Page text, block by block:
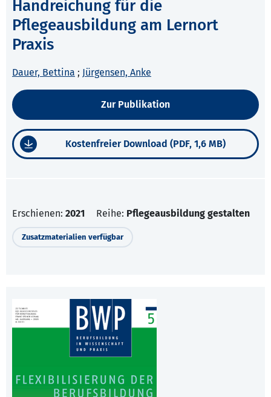
Handreichung für die
Pflegeausbildung am Lernort
Praxis
Dauer, Bettina ; Jürgensen, Anke
Zur Publikation
Kostenfreier Download (PDF, 1,6 MB)
Erschienen: 2021 Reihe: Pflegeausbildung gestalten
Zusatzmaterialien verfügbar